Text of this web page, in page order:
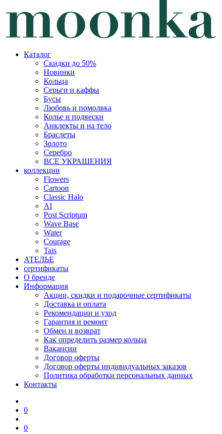
Каталог
Скидки до 50%
Новинки
Кольца
Серьги и каффы
Бусы
Любовь и помолвка
Колье и подвески
Анклекты и на тело
Браслеты
Золото
Серебро
ВСЕ УКРАШЕНИЯ
коллекции
Flowers
Cartoon
Classic Halo
AI
Post Scriptum
Wave Base
Water
Courage
Tais
АТЕЛЬЕ
сертификаты
О бренде
Информация
Акции, скидки и подарочные сертификаты
Доставка и оплата
Рекомендации и уход
Гарантия и ремонт
Обмен и возврат
Как определить размер кольца
Вакансии
Договор оферты
Договор оферты индивидуальных заказов
Политика обработки персональных данных
Контакты
0
0